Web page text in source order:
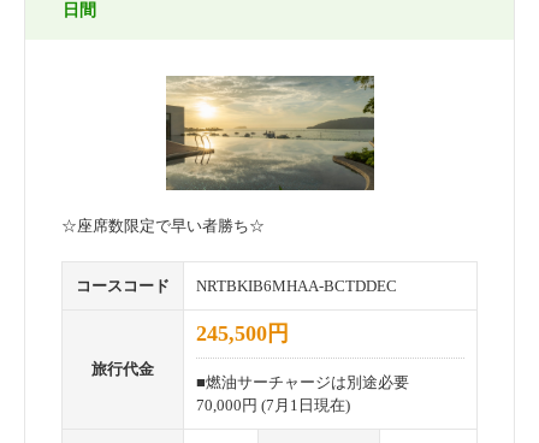
日間
☆座席数限定で早い者勝ち☆
コースコード NRTBKIB6MHAA-BCTDDEC
旅行代金
245,500円
■燃油サーチャージは別途必要
70,000円 (7月1日現在)